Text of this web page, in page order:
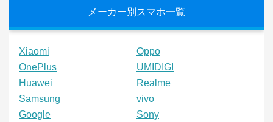
メーカー別スマホ一覧
Xiaomi
Oppo
OnePlus
UMIDIGI
Huawei
Realme
Samsung
vivo
Google
Sony